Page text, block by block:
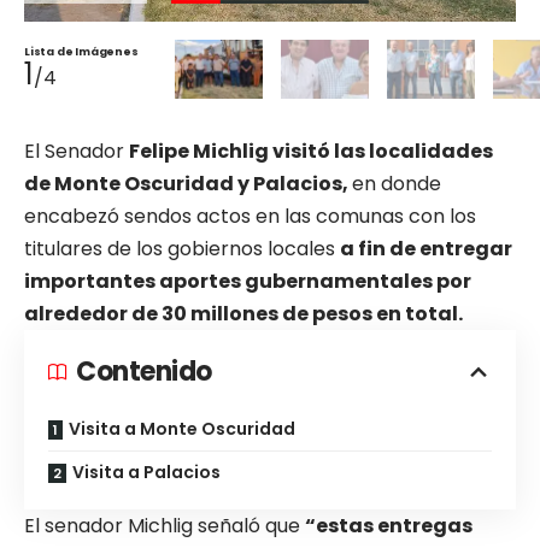
Lista de Imágenes
1/4
El Senador Felipe Michlig visitó las localidades
de Monte Oscuridad y Palacios,en donde
encabezó sendos actos en las comunas con los
titulares de los gobiernos locales a fin de entregar
importantes aportes gubernamentales por
alrededor de 30 millones de pesos en total.
Contenido
Visita a Monte Oscuridad
Visita a Palacios
El senador Michlig señaló que“estas entregas